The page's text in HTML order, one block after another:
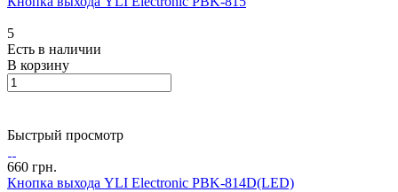
5
Есть в наличии
В корзину
Быстрый просмотр
660 грн.
Кнопка выхода YLI Electronic PBK-814D(LED)